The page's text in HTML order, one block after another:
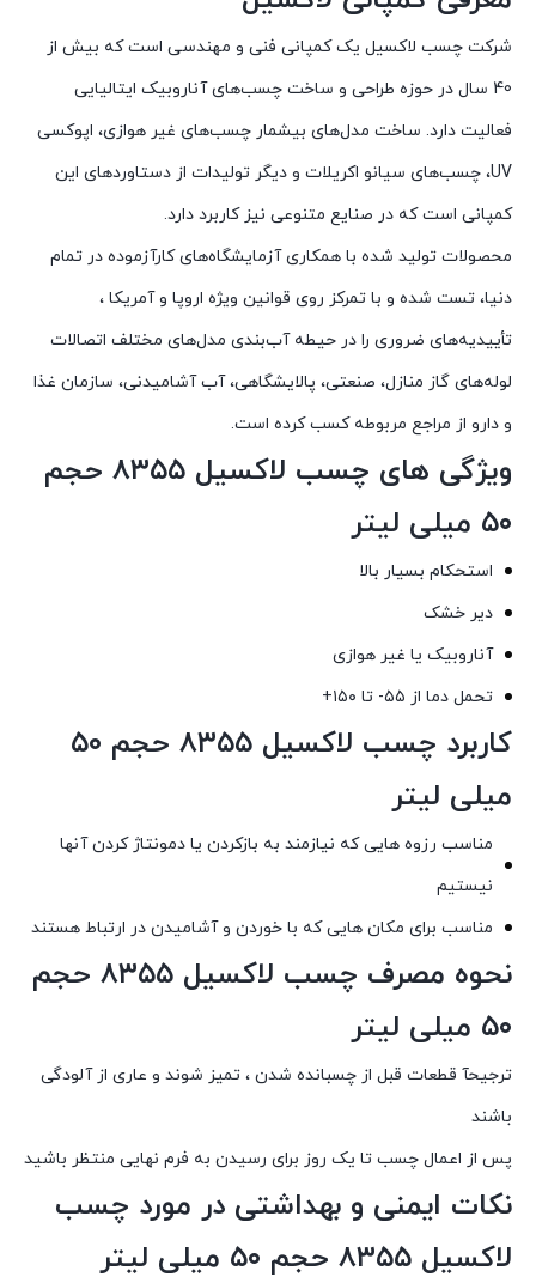
شرکت چسب لاکسیل یک کمپانی فنی و مهندسی است که بیش از
40 سال در حوزه طراحی و ساخت چسب‌های آناروبیک ایتالیایی
فعالیت دارد. ساخت مدل‌های بیشمار چسب‌های غیر هوازی، اپوکسی
UV، چسب‌های سیانو اکریلات و دیگر تولیدات از دستاوردهای این
کمپانی است که در صنایع متنوعی نیز کاربرد دارد.
محصولات تولید شده با همکاری آزمایشگاه‌های کارآزموده در تمام
دنیا، تست شده و با تمرکز روی قوانین ویژه اروپا و آمریکا ،
تأییدیه‌های ضروری را در حیطه آب‌بندی مدل‌های مختلف اتصالات
لوله‌های گاز منازل، صنعتی، پالایشگاهی، آب آشامیدنی، سازمان غذا
و دارو از مراجع مربوطه کسب کرده است.
ویژگی های چسب لاکسیل ۸۳۵۵ حجم
۵۰ میلی لیتر
استحکام بسیار بالا
دیر خشک
آناروبیک یا غیر هوازی
تحمل دما از ۵۵- تا ۱۵۰+
کاربرد چسب لاکسیل ۸۳۵۵ حجم ۵۰
میلی لیتر
مناسب رزوه هایی که نیازمند به بازکردن یا دمونتاژ کردن آنها
نیستیم
مناسب برای مکان هایی که با خوردن و آشامیدن در ارتباط هستند
نحوه مصرف چسب لاکسیل ۸۳۵۵ حجم
۵۰ میلی لیتر
ترجیحآ قطعات قبل از چسبانده شدن ، تمیز شوند و عاری از آلودگی
باشند
پس از اعمال چسب تا یک روز برای رسیدن به فرم نهایی منتظر باشید
نکات ایمنی و بهداشتی در مورد چسب
لاکسیل ۸۳۵۵ حجم ۵۰ میلی لیتر